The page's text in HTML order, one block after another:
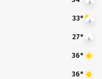
33°
27°
36°
36°